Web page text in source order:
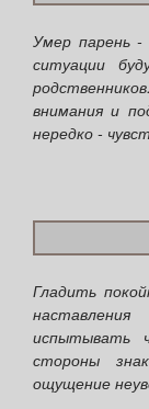
Умер парень
ситуации
внимания и
нередко -
Гладить
испытывать
стороны
ощущение